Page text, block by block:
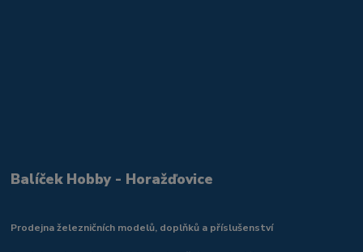
Balíček Hobby - Horažďovice
Prodejna železničních modelů, doplňků a příslušenství